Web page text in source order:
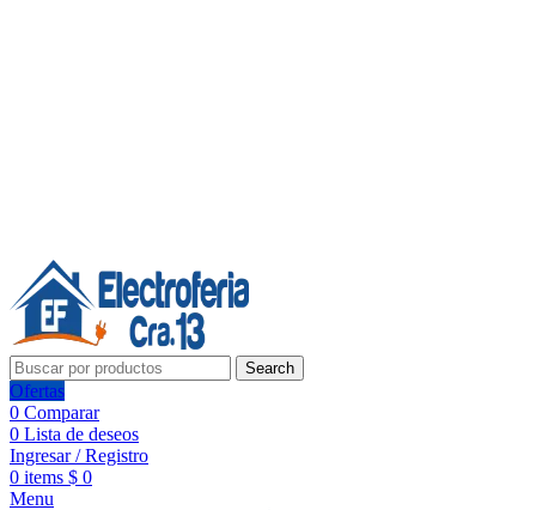
Search
Ofertas
0 Comparar
0 Lista de deseos
Ingresar / Registro
0 items $ 0
Menu